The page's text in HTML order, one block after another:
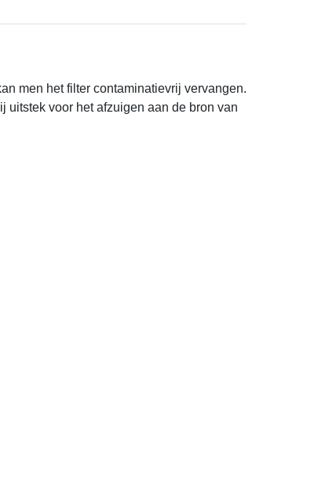
men het filter contaminatievrij vervangen.
uitstek voor het afzuigen aan de bron van